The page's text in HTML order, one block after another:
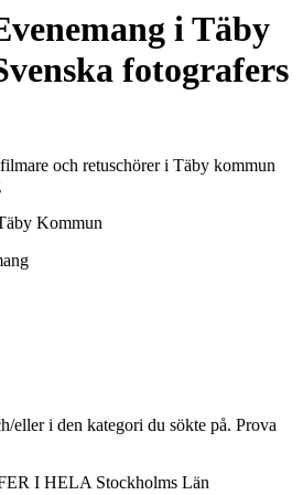
iTäby
fotografers
och retuschörer i Täby kommun
Kommun
eller i den kategori du sökte på. Prova
I HELA Stockholms Län